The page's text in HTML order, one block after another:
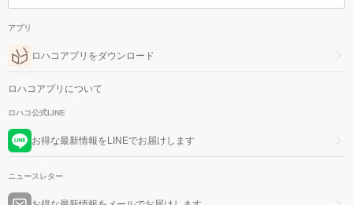
アプリ
ロハコアプリをダウンロード
ロハコアプリについて
ロハコ公式LINE
お得な最新情報をLINEでお届けします
ニュースレター